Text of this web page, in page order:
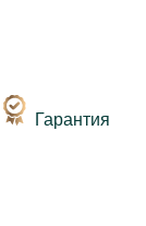
Гарантия